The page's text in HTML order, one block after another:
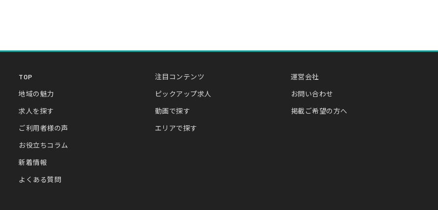
TOP
地域の魅力
求人を探す
ご利用者様の声
お役立ちコラム
新着情報
よくある質問
注目コンテンツ
ピックアップ求人
動画で探す
エリアで探す
運営会社
お問い合わせ
掲載ご希望の方へ